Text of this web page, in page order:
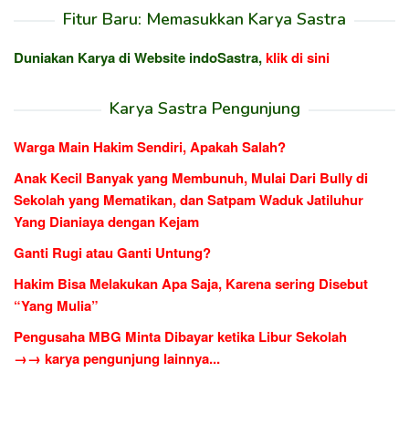
Fitur Baru: Memasukkan Karya Sastra
Duniakan Karya di Website indoSastra,klik di sini
Karya Sastra Pengunjung
Warga Main Hakim Sendiri, Apakah Salah?
Anak Kecil Banyak yang Membunuh, Mulai Dari Bully di
Sekolah yang Mematikan, dan Satpam Waduk Jatiluhur
Yang Dianiaya dengan Kejam
Ganti Rugi atau Ganti Untung?
Hakim Bisa Melakukan Apa Saja, Karena sering Disebut
“Yang Mulia”
Pengusaha MBG Minta Dibayar ketika Libur Sekolah
→→ karya pengunjung lainnya...